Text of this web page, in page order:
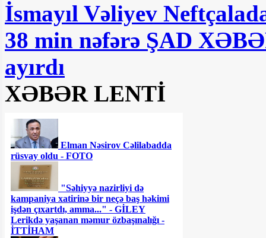
İsmayıl Vəliyev
38 min nəfərə ŞAD
ayırdı
XƏBƏR LENTİ
Elman Nəsirov Cəlilabadda
rüsvay oldu - FOTO
"Səhiyyə nazirliyi də
kampaniya xatirinə bir neçə baş həkimi
işdən çıxartdı, amma..." - GİLEY
Lerikdə yaşanan məmur özbaşınalığı -
İTTİHAM